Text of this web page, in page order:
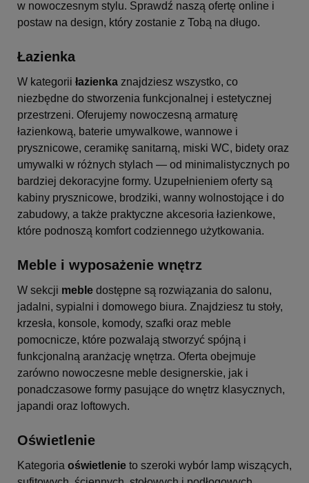
w nowoczesnym stylu. Sprawdź naszą ofertę online i
postaw na design, który zostanie z Tobą na długo.
Łazienka
W kategorii łazienka znajdziesz wszystko, co
niezbędne do stworzenia funkcjonalnej i estetycznej
przestrzeni. Oferujemy nowoczesną armaturę
łazienkową, baterie umywalkowe, wannowe i
prysznicowe, ceramikę sanitarną, miski WC, bidety oraz
umywalki w różnych stylach — od minimalistycznych po
bardziej dekoracyjne formy. Uzupełnieniem oferty są
kabiny prysznicowe, brodziki, wanny wolnostojące i do
zabudowy, a także praktyczne akcesoria łazienkowe,
które podnoszą komfort codziennego użytkowania.
Meble i wyposażenie wnętrz
W sekcji meble dostępne są rozwiązania do salonu,
jadalni, sypialni i domowego biura. Znajdziesz tu stoły,
krzesła, konsole, komody, szafki oraz meble
pomocnicze, które pozwalają stworzyć spójną i
funkcjonalną aranżację wnętrza. Oferta obejmuje
zarówno nowoczesne meble designerskie, jak i
ponadczasowe formy pasujące do wnętrz klasycznych,
japandi oraz loftowych.
Oświetlenie
Kategoria oświetlenie to szeroki wybór lamp wiszących,